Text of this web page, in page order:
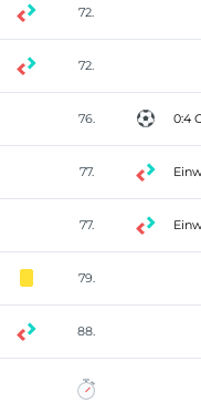
72.
72.
76. 0:4
77.
77.
79.
88.